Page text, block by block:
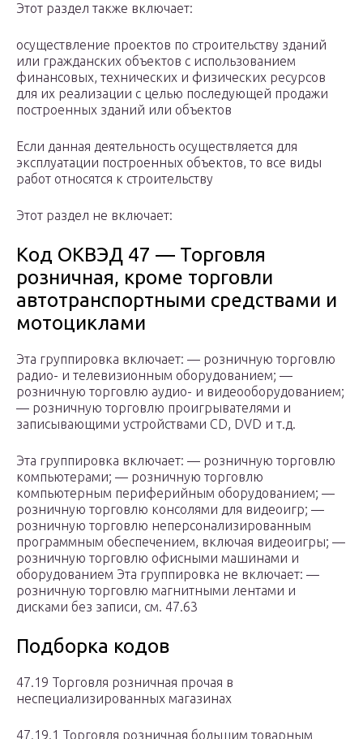
Этот раздел также включает:
осуществление проектов по строительству зданий
или гражданских объектов с использованием
финансовых, технических и физических ресурсов
для их реализации с целью последующей продажи
построенных зданий или объектов
Если данная деятельность осуществляется для
эксплуатации построенных объектов, то все виды
работ относятся к строительству
Этот раздел не включает:
Код ОКВЭД 47 — Торговля
розничная, кроме торговли
автотранспортными средствами и
мотоциклами
Эта группировка включает: — розничную торговлю
радио- и телевизионным оборудованием; —
розничную торговлю аудио- и видеооборудованием;
— розничную торговлю проигрывателями и
записывающими устройствами CD, DVD и т.д.
Эта группировка включает: — розничную торговлю
компьютерами; — розничную торговлю
компьютерным периферийным оборудованием; —
розничную торговлю консолями для видеоигр; —
розничную торговлю неперсонализированным
программным обеспечением, включая видеоигры; —
розничную торговлю офисными машинами и
оборудованием Эта группировка не включает: —
розничную торговлю магнитными лентами и
дисками без записи, см. 47.63
Подборка кодов
47.19 Торговля розничная прочая в
неспециализированных магазинах
47.19.1 Торговля розничная большим товарным